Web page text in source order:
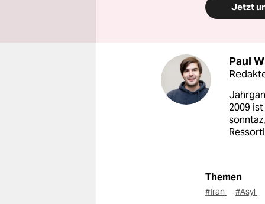
Jetzt
Paul
2009
Themen
#Iran #Asyl